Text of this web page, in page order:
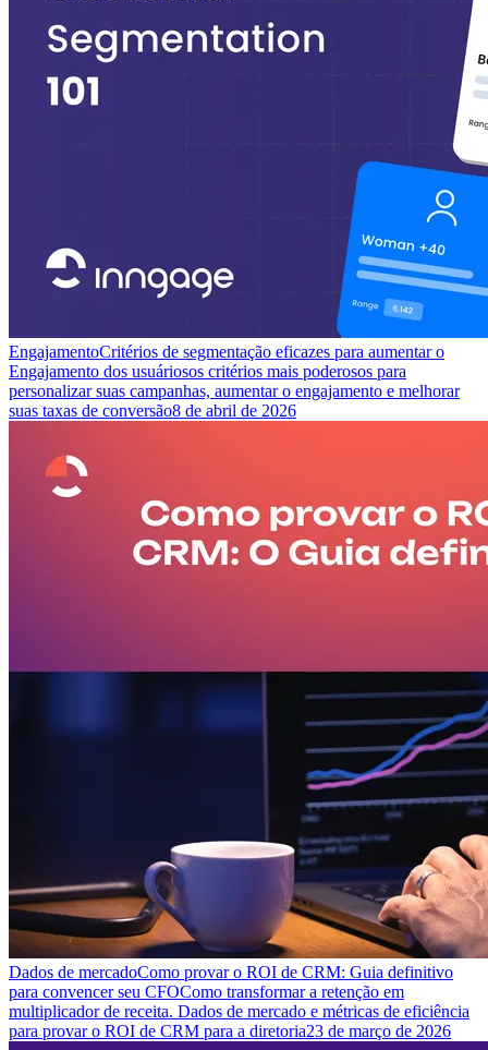
EngajamentoCritérios de segmentação eficazes para aumentar o
Engajamento dos usuáriosos critérios mais poderosos para
personalizar suas campanhas, aumentar o engajamento e melhorar
suas taxas de conversão8 de abril de 2026
Dados de mercadoComo provar o ROI de CRM: Guia definitivo
para convencer seu CFOComo transformar a retenção em
multiplicador de receita. Dados de mercado e métricas de eficiência
para provar o ROI de CRM para a diretoria23 de março de 2026